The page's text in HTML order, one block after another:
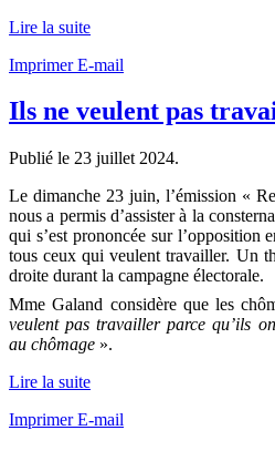
Lire la suite
ImprimerE-mail
Ils ne veulent pas
Publié le 23 juillet 2024.
Le dimanche 23 juin, l’émission «
nous a permis d’assister à la
qui s’est prononcée sur l’opposition
tous ceux qui veulent travailler. Un
droite durant la campagne électorale.
Mme Galand considère que les
veulent pas travailler parce qu’ils
au chômage ».
Lire la suite
ImprimerE-mail